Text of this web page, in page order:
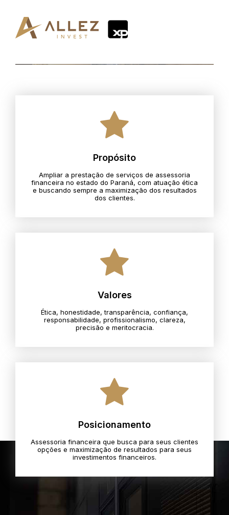
Propósito
Ampliar a prestação de serviços de assessoria
financeira no estado do Paraná, com atuação ética
e buscando sempre a maximização dos resultados
dos clientes.
Valores
Ética, honestidade, transparência, confiança,
responsabilidade, profissionalismo, clareza,
precisão e meritocracia.​
Posicionamento
Assessoria financeira que busca para seus clientes
opções e maximização de resultados para seus
investimentos financeiros.